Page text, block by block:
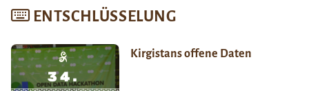
ENTSCHLÜSSELUNG
Kirgistans offene Daten